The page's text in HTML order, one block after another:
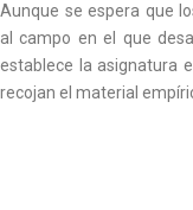
Aunque se espera que
al campo en el que
establece la asignatura
recojan el material